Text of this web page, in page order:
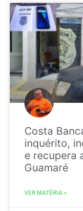
Costa
inquérito,
e recupera
Guamaré
VER MATÉRIA »